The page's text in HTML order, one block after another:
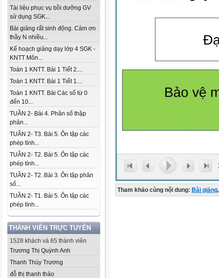
Tài liệu phục vụ bồi dưỡng GV
sử dụng SGK...
Bài giảng rất sinh động. Cảm ơn
thầy N nhiều...
Kế hoạch giảng dạy lớp 4 SGK -
KNTT Môn...
Toán 1 KNTT. Bài 1 Tiết 2....
Toán 1 KNTT. Bài 1 Tiết 1....
Toán 1 KNTT. Bài Các số từ 0
đến 10...
TUẦN 2- Bài 4. Phân số thập
phân...
TUẦN 2- T3. Bài 5. Ôn tập các
phép tính...
TUẦN 2- T2. Bài 5. Ôn tập các
phép tính...
TUẦN 2- T2. Bài 3. Ôn tập phân
số...
TUẦN 2- T1. Bài 5. Ôn tập các
phép tính...
THÀNH VIÊN TRỰC TUYẾN
1528 khách và 65 thành viên
Trương Thị Quỳnh Anh
Thanh Thùy Trương
đỗ thị thanh thảo
Tham khảo cùng nội dung: Bài giảng,